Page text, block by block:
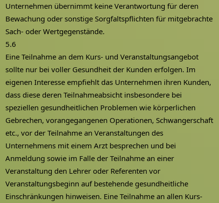
Unternehmen übernimmt keine Verantwortung für deren
Bewachung oder sonstige Sorgfaltspflichten für mitgebrachte
Sach- oder Wertgegenstände.
5.6
Eine Teilnahme an dem Kurs- und Veranstaltungsangebot
sollte nur bei voller Gesundheit der Kunden erfolgen. Im
eigenen Interesse empfiehlt das Unternehmen ihren Kunden,
dass diese deren Teilnahmeabsicht insbesondere bei
speziellen gesundheitlichen Problemen wie körperlichen
Gebrechen, vorangegangenen Operationen, Schwangerschaft
etc., vor der Teilnahme an Veranstaltungen des
Unternehmens mit einem Arzt besprechen und bei
Anmeldung sowie im Falle der Teilnahme an einer
Veranstaltung den Lehrer oder Referenten vor
Veranstaltungsbeginn auf bestehende gesundheitliche
Einschränkungen hinweisen. Eine Teilnahme an allen Kurs-